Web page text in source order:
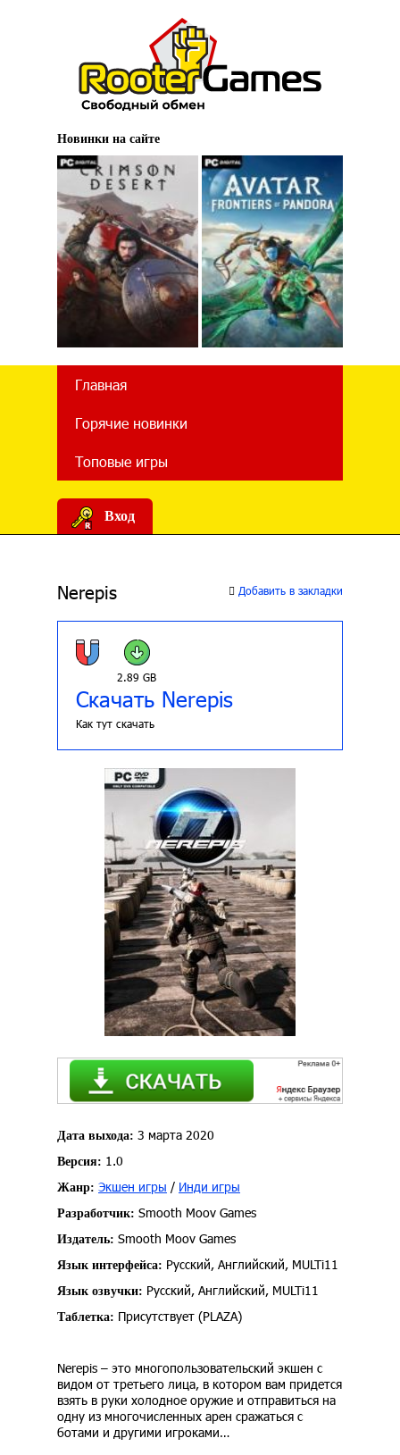
Новинки на сайте
Главная
Горячие новинки
Топовые игры
Вход
Nerepis Добавить в закладки
2.89 GB
Скачать Nerepis
Как тут скачать
Дата выхода: 3 марта 2020
Версия: 1.0
Жанр: Экшен игры / Инди игры
Разработчик: Smooth Moov Games
Издатель: Smooth Moov Games
Язык интерфейса: Русский, Английский, MULTi11
Язык озвучки: Русский, Английский, MULTi11
Таблетка: Присутствует (PLAZA)
Nerepis – это многопользовательский экшен с
видом от третьего лица, в котором вам придется
взять в руки холодное оружие и отправиться на
одну из многочисленных арен сражаться с
ботами и другими игроками…